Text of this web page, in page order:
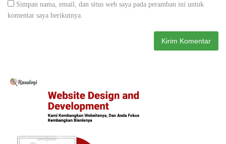
Simpan nama, email, dan situs web saya pada peramban ini untuk
komentar saya berikutnya.